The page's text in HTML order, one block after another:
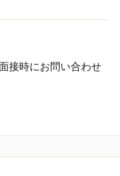
接時にお問い合わせ